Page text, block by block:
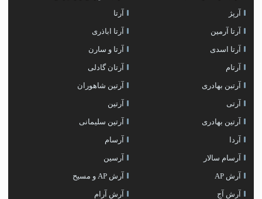
آرپژ آرتا
آرتا آرمین آرتا اباذری
آرتا اسدی آرتا و سارن
آرتام آرتان گادلی
آرتبن بهادری آرتين شاهوران
آرتی آرتین
آرتین بهادری آرتین سلیمانی
آردا آرسام
آرسام سالار آرسین
آرش AP آرش AP و مسیح
آرش آج آرش آرام